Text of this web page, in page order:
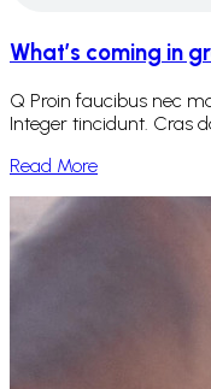
What’s coming in
Q Proin faucibus nec
Integer tincidunt. Cras
Read More